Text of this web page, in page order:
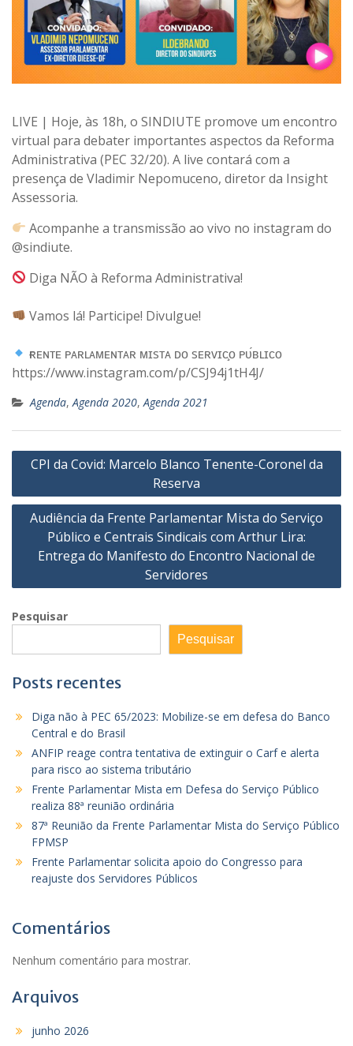
LIVE | Hoje, às 18h, o SINDIUTE promove um encontro
virtual para debater importantes aspectos da Reforma
Administrativa (PEC 32/20). A live contará com a
presença de Vladimir Nepomuceno, diretor da Insight
Assessoria.
Acompanhe a transmissão ao vivo no instagram do
@sindiute.
Diga NÃO à Reforma Administrativa!
Vamos lá! Participe! Divulgue!
ғʀᴇɴᴛᴇ ᴘᴀʀʟᴀᴍᴇɴᴛᴀʀ ᴍɪsᴛᴀ ᴅᴏ sᴇʀᴠɪᴄ̧ᴏ ᴘᴜ́ʙʟɪᴄᴏ
https://www.instagram.com/p/CSJ94j1tH4J/
Agenda, Agenda 2020, Agenda 2021
Navegação
Post
CPI da Covid: Marcelo Blanco Tenente-Coronel da
Reserva
Audiência da Frente Parlamentar Mista do Serviço
Público e Centrais Sindicais com Arthur Lira:
Entrega do Manifesto do Encontro Nacional de
Servidores
Pesquisar
Pesquisar
Posts recentes
Diga não à PEC 65/2023: Mobilize-se em defesa do Banco
Central e do Brasil
ANFIP reage contra tentativa de extinguir o Carf e alerta
para risco ao sistema tributário
Frente Parlamentar Mista em Defesa do Serviço Público
realiza 88ª reunião ordinária
87ª Reunião da Frente Parlamentar Mista do Serviço Público
FPMSP
Frente Parlamentar solicita apoio do Congresso para
reajuste dos Servidores Públicos
Comentários
Nenhum comentário para mostrar.
Arquivos
junho 2026